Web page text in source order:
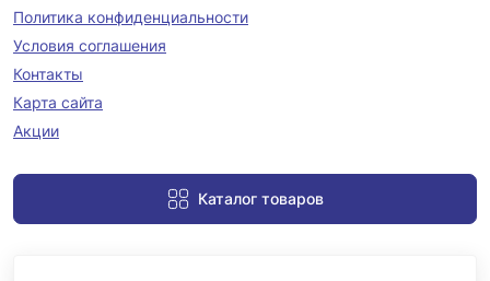
Политика конфиденциальности
Условия соглашения
Контакты
Карта сайта
Акции
Каталог товаров